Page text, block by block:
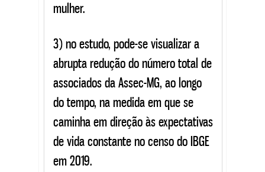
mulher.
3) no estudo, pode-se visualizar a
abrupta redução do número total de
associados da Assec-MG, ao longo
do tempo, na medida em que se
caminha em direção às expectativas
de vida constante no censo do IBGE
em 2019.